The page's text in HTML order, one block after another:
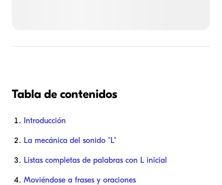
Tabla de contenidos
Introducción
La mecánica del sonido "L"
Listas completas de palabras con L inicial
Moviéndose a frases y oraciones